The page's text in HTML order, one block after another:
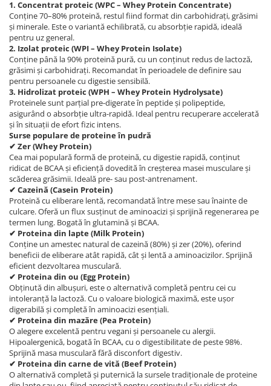
1. Concentrat proteic (WPC – Whey Protein Concentrate)
Conține 70–80% proteină, restul fiind format din carbohidrați, grăsimi
și minerale. Este o variantă echilibrată, cu absorbție rapidă, ideală
pentru uz general.
2. Izolat proteic (WPI – Whey Protein Isolate)
Conține până la 90% proteină pură, cu un conținut redus de lactoză,
grăsimi și carbohidrați. Recomandat în perioadele de definire sau
pentru persoanele cu digestie sensibilă.
3. Hidrolizat proteic (WPH – Whey Protein Hydrolysate)
Proteinele sunt parțial pre-digerate în peptide și polipeptide,
asigurând o absorbție ultra-rapidă. Ideal pentru recuperare accelerată
și în situații de efort fizic intens.
Surse populare de proteine în pudră
✔ Zer (Whey Protein)
Cea mai populară formă de proteină, cu digestie rapidă, conținut
ridicat de BCAA și eficiență dovedită în creșterea masei musculare și
scăderea grăsimii. Ideală pre- sau post-antrenament.
✔ Cazeină (Casein Protein)
Proteină cu eliberare lentă, recomandată între mese sau înainte de
culcare. Oferă un flux susținut de aminoacizi și sprijină regenerarea pe
termen lung. Bogată în glutamină și BCAA.
✔ Proteina din lapte (Milk Protein)
Conține un amestec natural de cazeină (80%) și zer (20%), oferind
beneficii de eliberare atât rapidă, cât și lentă a aminoacizilor. Sprijină
eficient dezvoltarea musculară.
✔ Proteina din ou (Egg Protein)
Obținută din albușuri, este o alternativă completă pentru cei cu
intoleranță la lactoză. Cu o valoare biologică maximă, este ușor
digerabilă și completă în aminoacizi esențiali.
✔ Proteina din mazăre (Pea Protein)
O alegere excelentă pentru vegani și persoanele cu alergii.
Hipoalergenică, bogată în BCAA, cu o digestibilitate de peste 98%.
Sprijină masa musculară fără disconfort digestiv.
✔ Proteina din carne de vită (Beef Protein)
O alternativă completă și puternică la sursele tradiționale de proteine